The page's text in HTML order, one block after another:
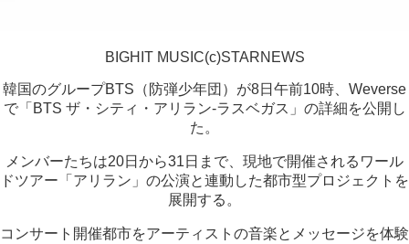
BIGHIT MUSIC(c)STARNEWS
韓国のグループBTS（防弾少年団）が8日午前10時、Weverse
で「BTS ザ・シティ・アリラン-ラスベガス」の詳細を公開し
た。
メンバーたちは20日から31日まで、現地で開催されるワール
ドツアー「アリラン」の公演と連動した都市型プロジェクトを
展開する。
コンサート開催都市をアーティストの音楽とメッセージを体験